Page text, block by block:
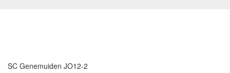
SC Genemuiden JO12-2